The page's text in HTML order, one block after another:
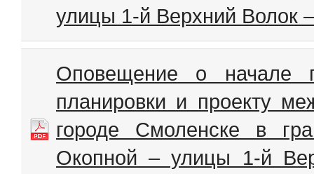
улицы 1-й Верхний Волок
Оповещение о начале
планировки и проекту
городе Смоленске в
Окопной – улицы 1-й